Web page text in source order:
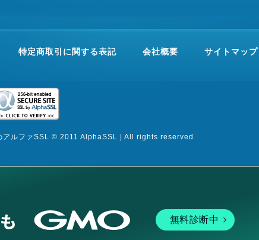
特定商取引に関する表記 会社概要 サイトマップ
アルファSSL © 2011 AlphaSSL | All rights reserved
無料診断中